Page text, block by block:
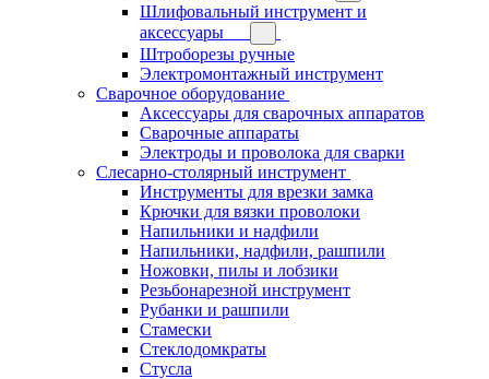
Шлифовальный инструмент и
аксессуары
Штроборезы ручные
Электромонтажный инструмент
Сварочное оборудование
Аксессуары для сварочных аппаратов
Сварочные аппараты
Электроды и проволока для сварки
Слесарно-столярный инструмент
Инструменты для врезки замка
Крючки для вязки проволоки
Напильники и надфили
Напильники, надфили, рашпили
Ножовки, пилы и лобзики
Резьбонарезной инструмент
Рубанки и рашпили
Стамески
Стеклодомкраты
Стусла